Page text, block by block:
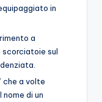
in
a
scorciatoie sul
che a volte
di un